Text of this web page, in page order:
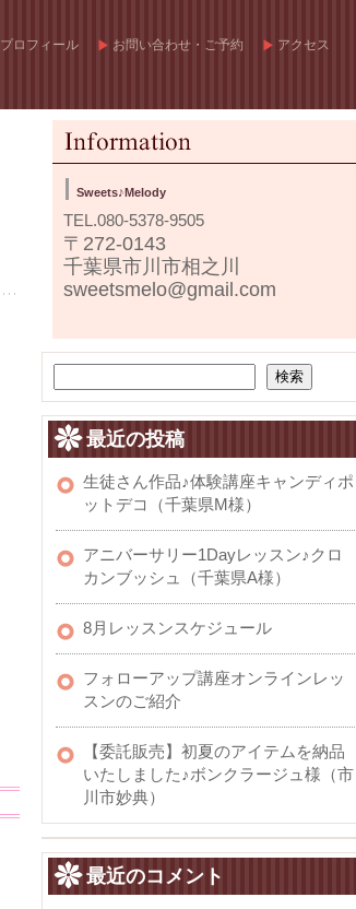
Sweets♪Melody
TEL.080-5378-9505
〒272-0143
千葉県市川市相之川
sweetsmelo@gmail.com
プロフィール お問い合わせ・ご予約 アクセス
検索
最近の投稿
生徒さん作品♪体験講座キャンディポ
ットデコ（千葉県M様）
アニバーサリー1Dayレッスン♪クロ
カンブッシュ（千葉県A様）
8月レッスンスケジュール
フォローアップ講座オンラインレッ
スンのご紹介
【委託販売】初夏のアイテムを納品
いたしました♪ボンクラージュ様（市
川市妙典）
最近のコメント